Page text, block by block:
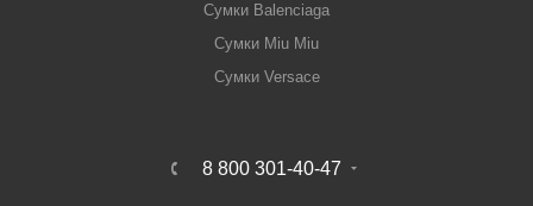
Сумки Balenciaga
Сумки Miu Miu
Сумки Versace
8 800 301-40-47